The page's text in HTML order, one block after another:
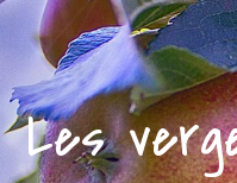
Les